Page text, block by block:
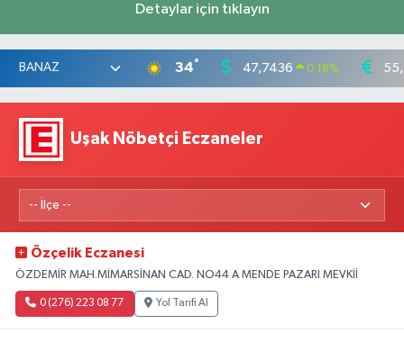
Detaylar için tıklayın
34° 47,7436 0.18%
Uşak Nöbetçi Eczaneler
Özçelik Eczanesi
ÖZDEMİR MAH.MİMARSİNAN CAD. NO44 A MENDE PAZARI MEVKİİ
0 (276) 223 08 77 Yol Tarifi Al